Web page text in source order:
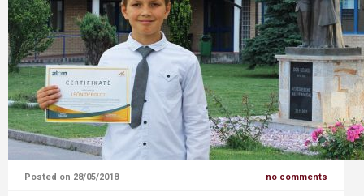
Posted on 28/05/2018 no comments